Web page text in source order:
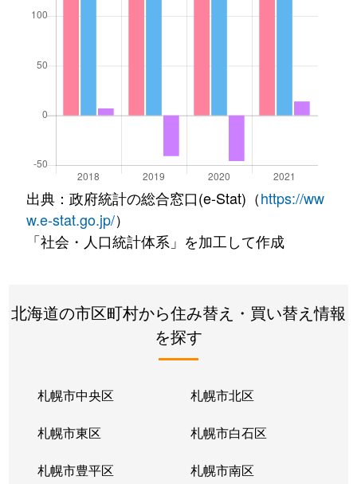
出典：政府統計の総合窓口(e-Stat)（https://ww
w.e-stat.go.jp/）
「社会・人口統計体系」を加工して作成
北海道の市区町村から住み替え・買い替え情報
を探す
札幌市中央区 札幌市北区
札幌市東区 札幌市白石区
札幌市豊平区 札幌市南区